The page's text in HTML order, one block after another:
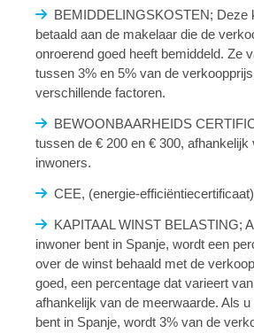
BEMIDDELINGSKOSTEN; Deze
betaald aan de makelaar die de
onroerend goed heeft bemiddeld. Ze
tussen 3% en 5% van de
verschillende factoren.
BEWOONBAARHEIDS
tussen de € 200 en € 300, afhankelijk
inwoners.
CEE, (energie-
KAPITAAL WINST BELASTING;
inwoner bent in Spanje, wordt een
over de winst behaald met de
goed, een percentage dat varieert
afhankelijk van de meerwaarde. Als
bent in Spanje, wordt 3% van de